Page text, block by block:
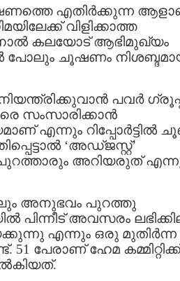
എതിർക്കുന്ന
വിളിക്കാത്ത
കലയോട് ആഭിമുഖ്യം
പോലും ചൂഷണം
പവർ
സംസാരിക്കാൻ
എന്നും റിപ്പോർട്ടിൽ
‘അഡ്ജസ്റ്റ്’
അറിയരുത്
അനുഭവം പുറത്തു
പിന്നീട് അവസരം
എന്നും ഒരു മുതിർന്ന
പേരാണ് ഹേമ കമ്മിറ്റിക്ക്